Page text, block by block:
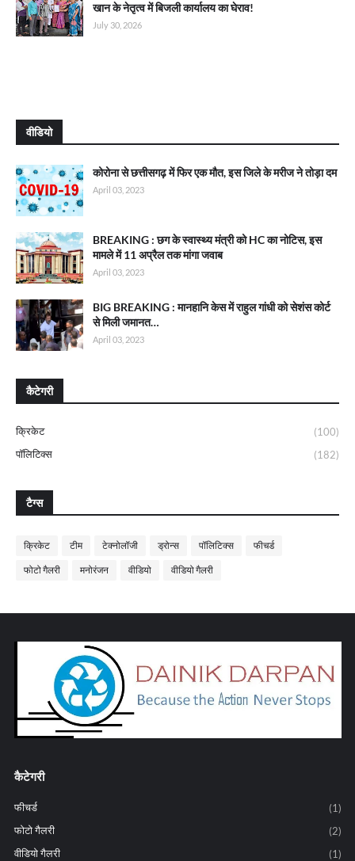
खान के नेतृत्व में बिजली कार्यालय का घेराव!
July 30, 2026
वीडियो
कोरोना से छत्तीसगढ़ में फिर एक मौत, इस जिले के मरीज ने तोड़ा दम
April 03, 2023
BREAKING : छग के स्वास्थ्य मंत्री को HC का नोटिस, इस
मामले में 11 अप्रैल तक मांगा जवाब
April 03, 2023
BIG BREAKING : मानहानि केस में राहुल गांधी को सेशंस कोर्ट
से मिली जमानत…
April 03, 2023
कैटेगरी
क्रिकेट
(100)
पॉलिटिक्स
(182)
टैग्स
क्रिकेट टीम टेक्नोलॉजी ड्रोन्स पॉलिटिक्स फीचर्ड
फोटो गैलरी मनोरंजन वीडियो वीडियो गैलरी
कैटेगरी
फीचर्ड
(1)
फोटो गैलरी
(2)
वीडियो गैलरी
(1)